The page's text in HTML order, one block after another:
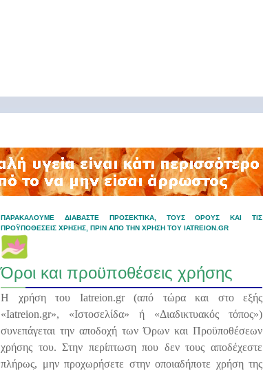
ΠΑΡΑΚΑΛΟΥΜΕ ΔΙΑΒΑΣΤΕ ΠΡΟΣΕΚΤΙΚΑ, ΤΟΥΣ ΟΡΟΥΣ ΚΑΙ ΤΙΣ
ΠΡΟΫΠΟΘΕΣΕΙΣ ΧΡΗΣΗΣ, ΠΡΙΝ ΑΠΟ ΤΗΝ ΧΡΗΣΗ ΤΟΥ IATREION.GR
Όροι και προϋποθέσεις χρήσης
Η χρήση του Iatreion.gr (από τώρα και στο εξής
«Iatreion.gr», «Ιστοσελίδα» ή «Διαδικτυακός τόπος»)
συνεπάγεται την αποδοχή των Όρων και Προϋποθέσεων
χρήσης του. Στην περίπτωση που δεν τους αποδέχεστε
πλήρως, μην προχωρήσετε στην οποιαδήποτε χρήση της